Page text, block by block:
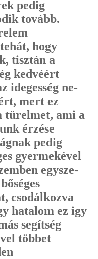
pedig
tovább.
hogy
tisztán a
kedvéért
idegesség ne­
mert ez
türelmet, ami a
érzése
pedig
gyermekével
egysze­
csodálkozva
hatalom ez igy
segítség
többet